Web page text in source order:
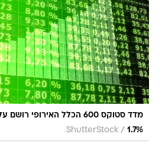
מדד סטוקס 600 הכלל האירופי
1.7%
/
ShutterStock